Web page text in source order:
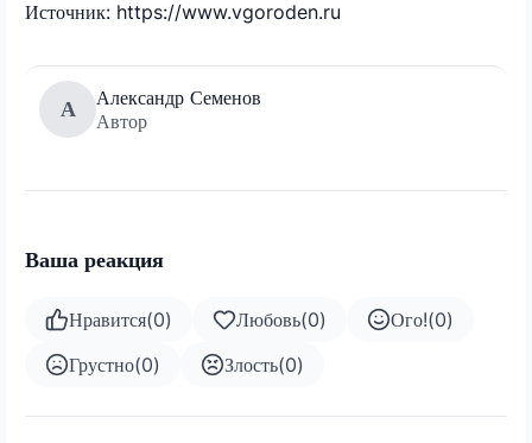
Источник: https://www.vgoroden.ru
А
Александр Семенов
Автор
Ваша реакция
Нравится(0) Любовь(0) Ого!(0)
Грустно(0) Злость(0)